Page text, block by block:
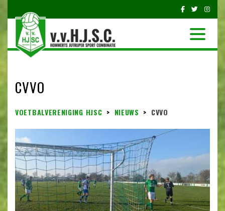
CVVO
VOETBALVERENIGING HJSC > NIEUWS > CVVO